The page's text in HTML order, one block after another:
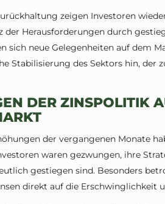
zeigen Investoren
der Herausforderungen durch
sich neue Gelegenheiten auf dem
Stabilisierung des Sektors hin, der
DER ZINSPOLITIK
der vergangenen Monate
waren gezwungen, ihre
gestiegen sind. Besonders
direkt auf die Erschwinglichkeit